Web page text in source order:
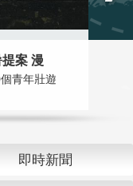
案 漫
青年壯遊
即時新聞